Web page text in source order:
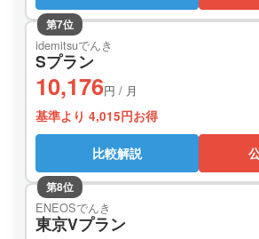
第7位
idemitsuでんき
Sプラン
10,176円 / 月
基準より 4,015円お得
比較解説
第8位
ENEOSでんき
東京Vプラン